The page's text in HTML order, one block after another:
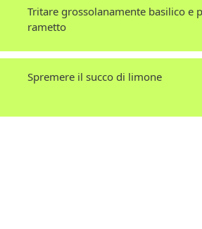
Tritare grossolanamente basilico e
rametto
Spremere il succo di limone